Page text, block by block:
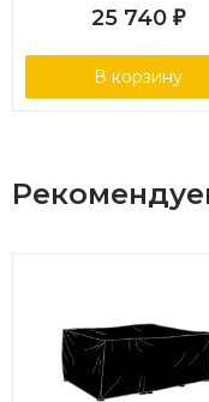
25 740 ₽
В корзину